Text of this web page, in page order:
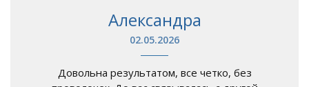
Александра
02.05.2026
Довольна результатом, все четко, без